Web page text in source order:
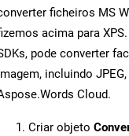
ficheiros MS
acima para
pode converter
incluindo JPEG,
Cloud.
Criar objeto